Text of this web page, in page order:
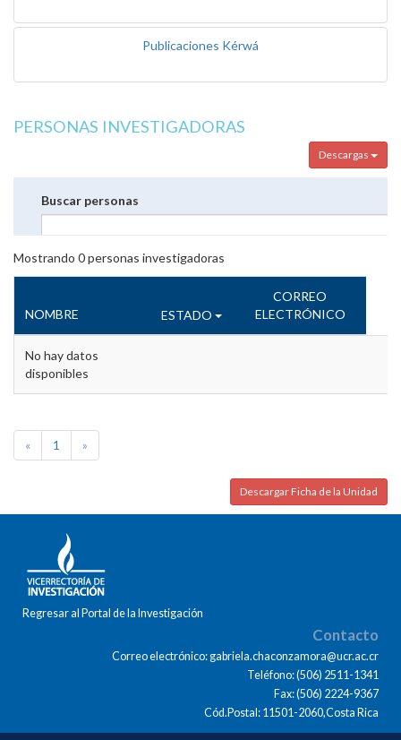
Publicaciones Kérwá
PERSONAS INVESTIGADORAS
Descargas
Buscar personas
Mostrando 0personas investigadoras
NOMBRE ESTADO
CORREO
ELECTRÓNICO
No hay datos
disponibles
« 1 »
Descargar Ficha de la Unidad
Regresar al Portal de la Investigación
Contacto
Correo electrónico: gabriela.chaconzamora@ucr.ac.cr
Teléfono: (506) 2511-1341
Fax: (506) 2224-9367
Cód.Postal: 11501-2060,Costa Rica